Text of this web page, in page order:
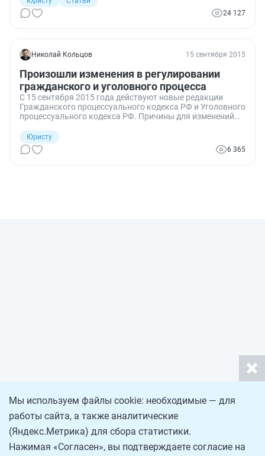
уголовном деянии при этом не рассматривается.
24 127
Николай Кольцов 15 сентября 2015
Произошли изменения в регулировании
гражданского и уголовного процесса
С 15 сентября 2015 года действуют новые редакции
Гражданского процессуального кодекса РФ и Уголовного
процессуального кодекса РФ. Причины для изменений
были разные.
Юристу
6 365
Мы используем файлы cookie: необходимые — для
работы сайта, а также аналитические
(Яндекс.Метрика) для сбора статистики.
Нажимая «Согласен», вы подтверждаете согласие на